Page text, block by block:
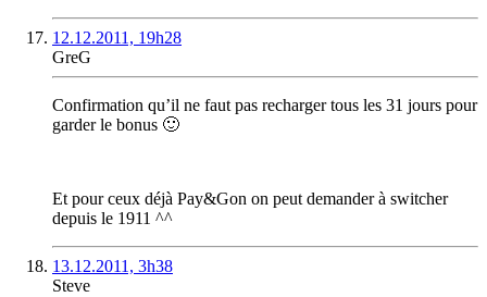
12.12.2011, 19h28
GreG
Confirmation qu’il ne faut pas recharger tous les 31 jours pour
garder le bonus 🙂
Et pour ceux déjà Pay&Gon on peut demander à switcher
depuis le 1911 ^^
13.12.2011, 3h38
Steve